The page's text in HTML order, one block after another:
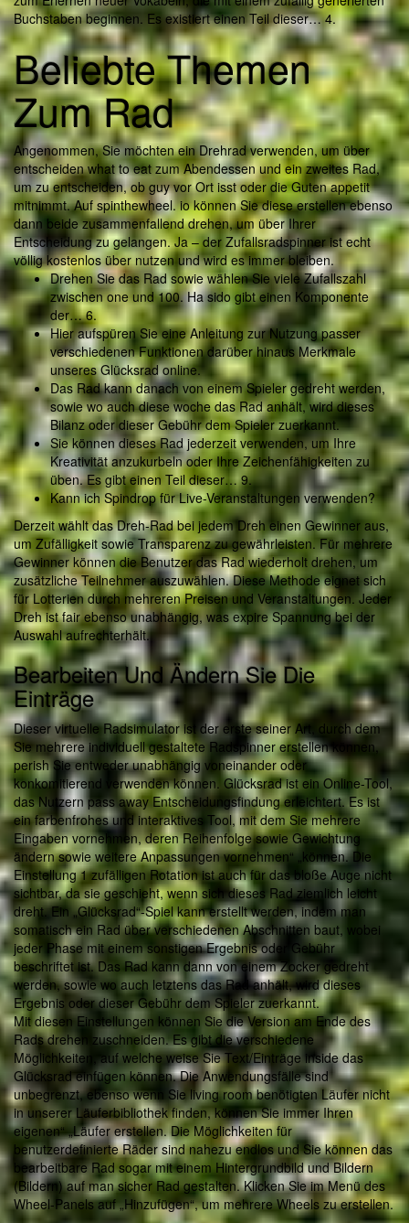
Buchstaben beginnen. Es existiert einen Teil dieser… 4.
Beliebte Themen
Zum Rad
Angenommen, Sie möchten ein Drehrad verwenden, um über
entscheiden what to eat zum Abendessen und ein zweites Rad,
um zu entscheiden, ob guy vor Ort isst oder die Guten appetit
mitnimmt. Auf spinthewheel. io können Sie diese erstellen ebenso
dann beide zusammenfallend drehen, um über Ihrer
Entscheidung zu gelangen. Ja – der Zufallsradspinner ist echt
völlig kostenlos über nutzen und wird es immer bleiben.
Drehen Sie das Rad sowie wählen Sie viele Zufallszahl
zwischen one und 100. Ha sido gibt einen Komponente
der… 6.
Hier aufspüren Sie eine Anleitung zur Nutzung passer
verschiedenen Funktionen darüber hinaus Merkmale
unseres Glücksrad online.
Das Rad kann danach von einem Spieler gedreht werden,
sowie wo auch diese woche das Rad anhält, wird dieses
Bilanz oder dieser Gebühr dem Spieler zuerkannt.
Sie können dieses Rad jederzeit verwenden, um Ihre
Kreativität anzukurbeln oder Ihre Zeichenfähigkeiten zu
üben. Es gibt einen Teil dieser… 9.
Kann ich Spindrop für Live-Veranstaltungen verwenden?
Derzeit wählt das Dreh-Rad bei jedem Dreh einen Gewinner aus,
um Zufälligkeit sowie Transparenz zu gewährleisten. Für mehrere
Gewinner können die Benutzer das Rad wiederholt drehen, um
zusätzliche Teilnehmer auszuwählen. Diese Methode eignet sich
für Lotterien durch mehreren Preisen und Veranstaltungen. Jeder
Dreh ist fair ebenso unabhängig, was expire Spannung bei der
Auswahl aufrechterhält.
Bearbeiten Und Ändern Sie Die
Einträge
Dieser virtuelle Radsimulator ist der erste seiner Art, durch dem
Sie mehrere individuell gestaltete Radspinner erstellen können,
perish Sie entweder unabhängig voneinander oder
konkomitierend verwenden können. Glücksrad ist ein Online-Tool,
das Nutzern pass away Entscheidungsfindung erleichtert. Es ist
ein farbenfrohes und interaktives Tool, mit dem Sie mehrere
Eingaben vornehmen, deren Reihenfolge sowie Gewichtung
ändern sowie weitere Anpassungen vornehmen“ „können. Die
Einstellung 1 zufälligen Rotation ist auch für das bloße Auge nicht
sichtbar, da sie geschieht, wenn sich dieses Rad ziemlich leicht
dreht. Ein „Glücksrad“-Spiel kann erstellt werden, indem man
somatisch ein Rad über verschiedenen Abschnitten baut, wobei
jeder Phase mit einem sonstigen Ergebnis oder Gebühr
beschriftet ist. Das Rad kann dann von einem Zocker gedreht
werden, sowie wo auch letztens das Rad anhält, wird dieses
Ergebnis oder dieser Gebühr dem Spieler zuerkannt.
Mit diesen Einstellungen können Sie die Version am Ende des
Rads drehen zuschneiden. Es gibt die verschiedene
Möglichkeiten, auf welche weise Sie Text/Einträge inside das
Glücksrad einfügen können. Die Anwendungsfälle sind
unbegrenzt, ebenso wenn Sie living room benötigten Läufer nicht
in unserer Läuferbibliothek finden, können Sie immer Ihren
eigenen“ „Läufer erstellen. Die Möglichkeiten für
benutzerdefinierte Räder sind nahezu endlos und Sie können das
bearbeitbare Rad sogar mit einem Hintergrundbild und Bildern
(Bildern) auf man sicher Rad gestalten. Klicken Sie im Menü des
Wheel-Panels auf „Hinzufügen“, um mehrere Wheels zu erstellen.